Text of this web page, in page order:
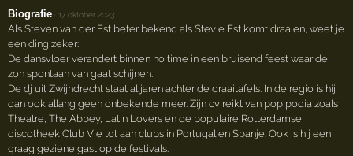
Biografie ·17 oktober 2023
Als Steven van der Est beter bekend als Stevie Est komt draaien, weet je
een ding zeker:
De dansvloer verandert binnen no time in een bruisend feest waar de
zon spontaan van gaat schijnen.
De dj uit Zwijndrecht staat al jaren achter de draaitafels. In de regio is hij
dan ook allang geen onbekende meer. Zijn cv reikt van pop podia zoals
Theatre, The Abbey, Latin Lovers en de populaire Rotterdamse
discotheek Club Vie tot aan clubs in Portugal en Spanje. Ook is hij een
graag geziene gast op de festivals.